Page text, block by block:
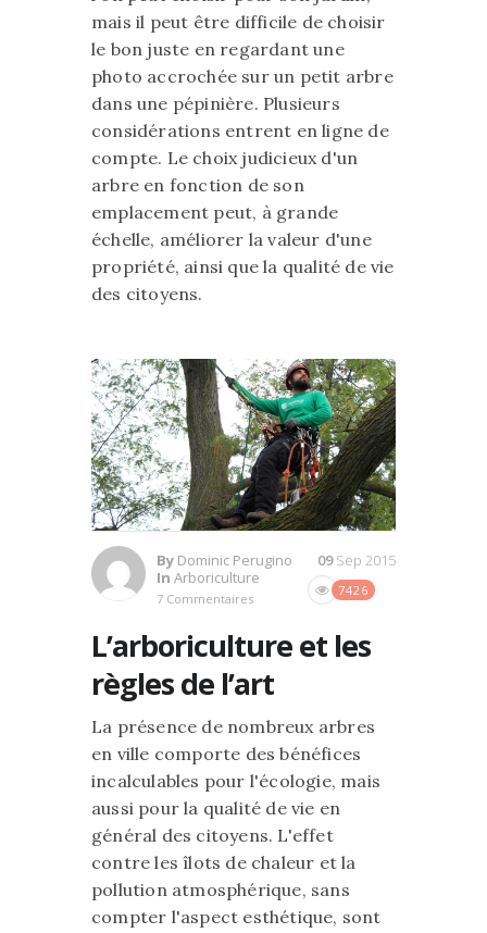
mais il peut être difficile de choisir
le bon juste en regardant une
photo accrochée sur un petit arbre
dans une pépinière. Plusieurs
considérations entrent en ligne de
compte. Le choix judicieux d'un
arbre en fonction de son
emplacement peut, à grande
échelle, améliorer la valeur d'une
propriété, ainsi que la qualité de vie
des citoyens.
By Dominic Perugino
In Arboriculture
7 Commentaires
7426
09Sep 2015
L’arboriculture et les
règles de l’art
La présence de nombreux arbres
en ville comporte des bénéfices
incalculables pour l'écologie, mais
aussi pour la qualité de vie en
général des citoyens. L'effet
contre les îlots de chaleur et la
pollution atmosphérique, sans
compter l'aspect esthétique, sont